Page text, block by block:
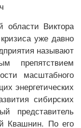
области Виктора
кризиса уже давно
называют
препятствием
масштабного
энергетических
сибирских
представитель
Квашнин. По его